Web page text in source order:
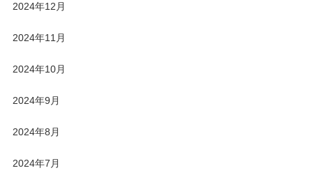
2024年12月
2024年11月
2024年10月
2024年9月
2024年8月
2024年7月